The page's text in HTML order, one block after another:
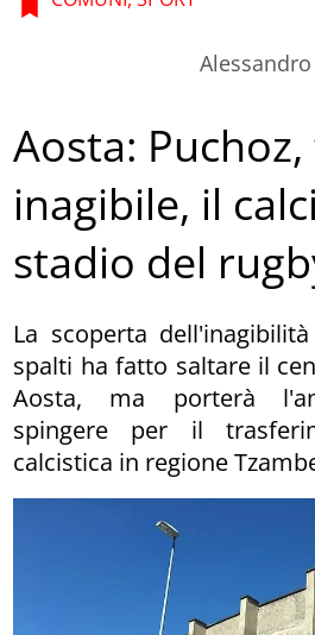
Aosta:
inagibile, il
stadio del
La scoperta
spalti ha fatto saltare il
Aosta, ma porterà
spingere per il
calcistica in regione